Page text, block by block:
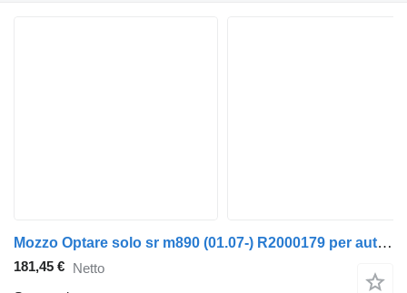
Mozzo Optare solo sr m890 (01.07-) R2000179 per autobus Optare Solo Sr, Tempo, Versa, Olymus, Toro (2004-)
181,45 € Netto